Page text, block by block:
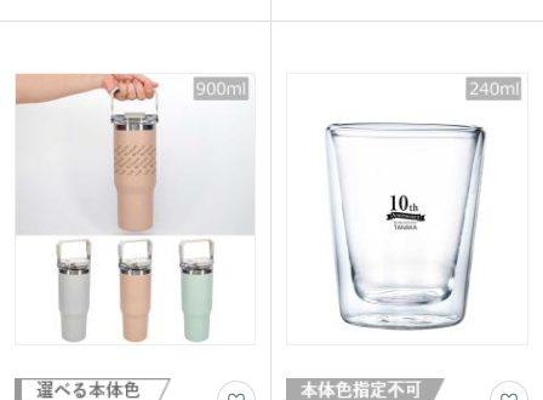
ば快適に持ち歩けます。ファスナーを全
外側の黒地部分に1色で名入れができま
す。印刷面が見えやすい透明なデザイン
袋に入れてのお届け。企業名やロゴを印
してイベントやキャンペーンで配布でき
ます。紐付きで持ちやすいので、屋外イ
ベントやスポーツ大会でも活躍する商品
しいですね。
豊富なカラー展開で、「推しカラー」グ
関連のグッズ製作にはもちろん、飲食店
や美容院の周年記念品などにいかがでし
ょうか。